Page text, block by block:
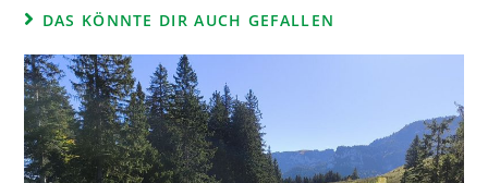
DAS KÖNNTE DIR AUCH GEFALLEN